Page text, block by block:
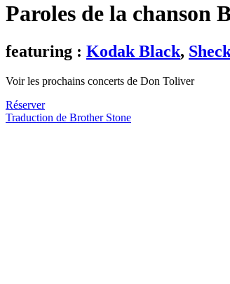
Paroles de la chanson
featuring : Kodak Black,
Voir les prochains concerts de Don Toliver
Réserver
Traduction de Brother Stone